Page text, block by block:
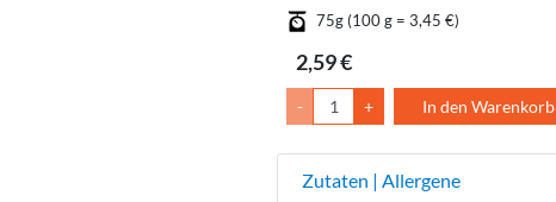
75g (100 g = 3,45 €)
2,59 €
- + In den Warenkorb
Zutaten | Allergene